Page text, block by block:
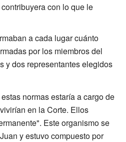
contribuyera con lo que le
a cada lugar cuánto
por los miembros del
y dos representantes elegidos
normas estaría a cargo de
en la Corte. Ellos
Este organismo se
y estuvo compuesto por